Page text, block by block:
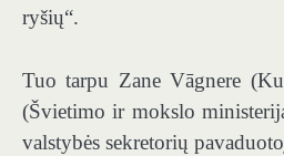
ryšių“.
Tuo tarpu Zane Vāgnere
(Švietimo ir mokslo
valstybės sekretorių